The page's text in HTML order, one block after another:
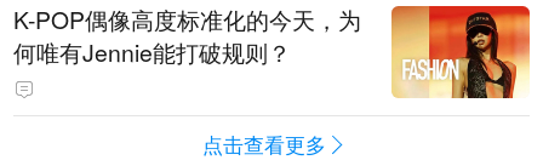
K-POP偶像高度标准化的今天，为
何唯有Jennie能打破规则？
点击查看更多